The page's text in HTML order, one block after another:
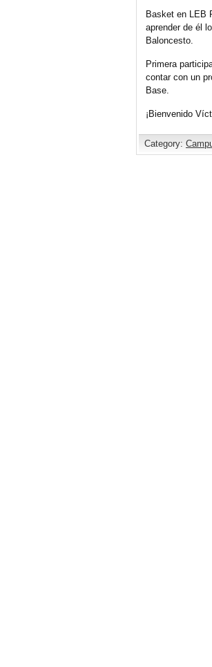
Basket en LEB
aprender de él
Baloncesto.
Primera
contar con un
Base.
¡Bienvenido
Category: